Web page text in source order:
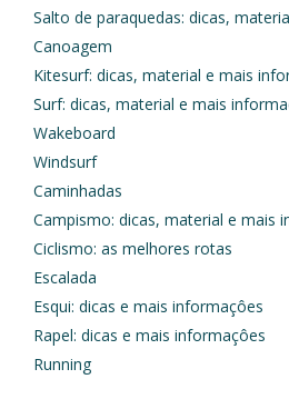
Salto de paraquedas: dicas,
Canoagem
Kitesurf: dicas, material e mais
Surf: dicas, material e mais
Wakeboard
Windsurf
Caminhadas
Campismo: dicas, material e mais
Ciclismo: as melhores rotas
Escalada
Esqui: dicas e mais informaçôes
Rapel: dicas e mais informaçôes
Running